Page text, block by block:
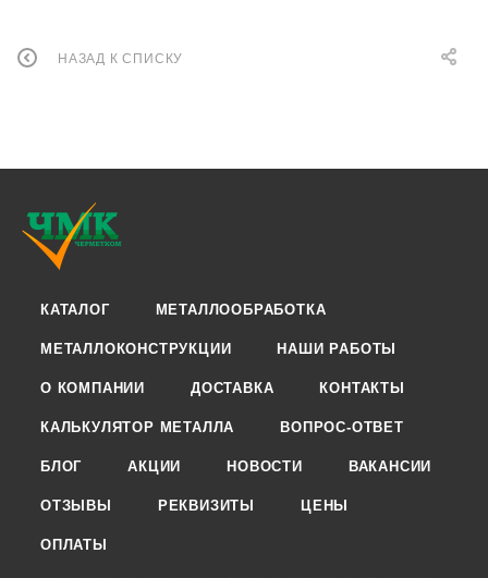
НАЗАД К СПИСКУ
КАТАЛОГ МЕТАЛЛООБРАБОТКА
МЕТАЛЛОКОНСТРУКЦИИ НАШИ РАБОТЫ
О КОМПАНИИ ДОСТАВКА КОНТАКТЫ
КАЛЬКУЛЯТОР МЕТАЛЛА ВОПРОС-ОТВЕТ
БЛОГ АКЦИИ НОВОСТИ ВАКАНСИИ
ОТЗЫВЫ РЕКВИЗИТЫ ЦЕНЫ
ОПЛАТЫ